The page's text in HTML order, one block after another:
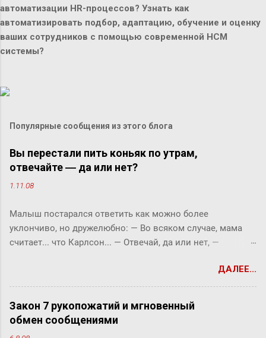
автоматизации HR-процессов? Узнать как
автоматизировать подбор, адаптацию, обучение и оценку
ваших сотрудников с помощью современной HCM
системы?
Популярные сообщения из этого блога
Вы перестали пить коньяк по утрам,
отвечайте ― да или нет?
1.11.08
Малыш постарался ответить как можно более
уклончиво, но дружелюбно: ― Во всяком случае, мама
считает... что Карлсон... ― Отвечай, да или нет, ―
Карлсон должен у нас обедать? ― Во всяком случае, она
хотела... ― снова попытался уйти от прямого ответа
Малыш, но фрекен Бок прервала его жестким окриком: ―
Я сказала, отвечай ― да или нет! На простой вопрос
всегда можно ответить «да» или «нет», по-моему, это не
ДАЛЕЕ...
Закон 7 рукопожатий и мгновенный
обмен сообщениями